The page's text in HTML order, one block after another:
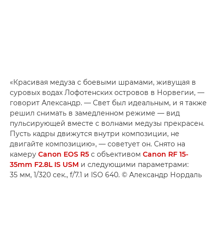
«Красивая медуза с боевыми шрамами, живущая в
суровых водах Лофотенских островов в Норвегии, —
говорит Александр. — Свет был идеальным, и я также
решил снимать в замедленном режиме — вид
пульсирующей вместе с волнами медузы прекрасен.
Пусть кадры движутся внутри композиции, не
двигайте композицию», — советует он. Снято на
камеру Canon EOS R5 с объективом Canon RF 15-
35mm F2.8L IS USM и следующими параметрами:
35 мм, 1/320 сек., f/7.1 и ISO 640. © Александр Нордаль